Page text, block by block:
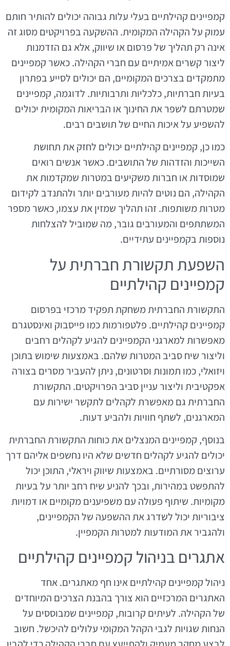
קמפיינים קהילתיים בעלי עלות גבוהה יכולים להותיר חותם
עמוק על הקהילה המקומית. ההשקעה בפרויקטים מסוג זה
אינה רק תהליך של פרסום או שיווק, אלא גם הזדמנות
ליצור קשרים אמיתיים עם חברי הקהילה. כאשר קמפיינים
מתמקדים בצרכים המקומיים, הם יכולים לסייע בפתרון
בעיות חברתיות, כלכליות ותרבותיות. לדוגמה, קמפיינים
שמטרתם לשפר את החינוך או הבריאות המקומית יכולים
להשפיע על איכות החיים של תושבים רבים.
כמו כן, קמפיינים קהילתיים יכולים לחזק את תחושת
השייכות והזדהות של התושבים. כאשר אנשים רואים
שמוסדות או חברות משקיעים במטרות שמקדמות את
הקהילה, הם נוטים להיות מעורבים יותר ולהתנדב לקידום
מטרות משותפות. זהו תהליך שמזין את עצמו, כאשר מספר
המשתתפים והמעורבים גובר, מה שמוביל להצלחות
נוספות בקמפיינים עתידיים.
השפעת תקשורת חברתית על
קמפיינים קהילתיים
התקשורת החברתית משחקת תפקיד מרכזי בפרסום
קמפיינים קהילתיים. פלטפורמות כמו פייסבוק ואינסטגרם
מאפשרות למארגני הקמפיינים להגיע לקהלים רחבים
וליצור שיח סביב המטרות שלהם. באמצעות שימוש בתוכן
ויזואלי, כמו תמונות וסרטונים, ניתן להעביר מסרים בצורה
אפקטיבית וליצור עניין סביב הפרויקטים. התקשורת
החברתית גם מאפשרת לקהלים לתקשר ישירות עם
המארגנים, לשתף חוויות ולהביע דעות.
בנוסף, קמפיינים המנצלים את כוחות התקשורת החברתית
יכולים להגיע לקהלים חדשים שלא היו נחשפים אליהם דרך
ערוצים מסורתיים. באמצעות שיווק ויראלי, התוכן יכול
להתפשט במהירות, ובכך להניע שיח רחב יותר על בעיות
מקומיות. שיתוף פעולה עם משפיענים מקומיים או דמויות
ציבוריות יכול לשדרג את ההשפעה של הקמפיינים,
ולהגביר את המודעות למטרות הקמפיין.
אתגרים בניהול קמפיינים קהילתיים
ניהול קמפיינים קהילתיים אינו חף מאתגרים. אחד
האתגרים המרכזיים הוא צורך בהבנת הצרכים המיוחדים
של הקהילה. לעיתים קרובות, קמפיינים שמבוססים על
הנחות שגויות לגבי הקהל המקומי עלולים להיכשל. חשוב